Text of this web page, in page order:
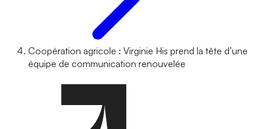
Coopération agricole : Virginie His prend la tête d’une
équipe de communication renouvelée